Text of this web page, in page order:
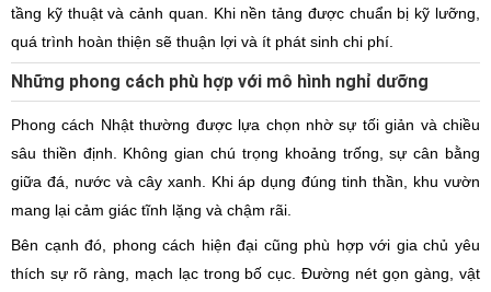
tầng kỹ thuật và cảnh quan. Khi nền tảng được chuẩn bị kỹ lưỡng,
quá trình hoàn thiện sẽ thuận lợi và ít phát sinh chi phí.
Những phong cách phù hợp với mô hình nghỉ dưỡng
Phong cách Nhật thường được lựa chọn nhờ sự tối giản và chiều
sâu thiền định. Không gian chú trọng khoảng trống, sự cân bằng
giữa đá, nước và cây xanh. Khi áp dụng đúng tinh thần, khu vườn
mang lại cảm giác tĩnh lặng và chậm rãi.
Bên cạnh đó, phong cách hiện đại cũng phù hợp với gia chủ yêu
thích sự rõ ràng, mạch lạc trong bố cục. Đường nét gọn gàng, vật